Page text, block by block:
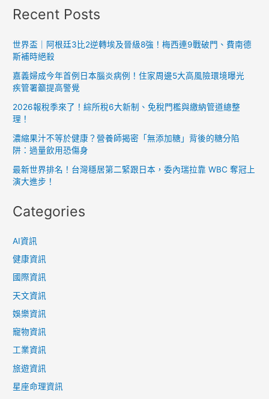
麼
貓
總
是
圓
潤？
聰
明、
活
又
吃
特
你
無
法
不
Recent Posts
世界盃｜阿根廷3比2逆轉埃及晉級8強！梅西連9戰破門、費南德
斯補時絕殺
嘉義婦成今年首例日本腦炎病例！住家周邊5大高風險環境曝光
疾管署籲提高警覺
2026報稅季來了！綜所稅6大新制、免稅門檻與繳納管道總整
理！
濃縮果汁不等於健康？營養師揭密「無添加糖」背後的糖分陷
阱：過量飲用恐傷身
最新世界排名！台灣穩居第二緊跟日本，委內瑞拉靠 WBC 奪冠上
演大進步！
Categories
AI資訊
健康資訊
國際資訊
天文資訊
娛樂資訊
寵物資訊
工業資訊
旅遊資訊
星座命理資訊